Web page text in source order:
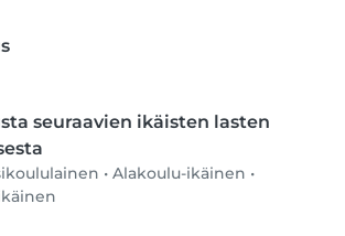
seuraavien ikäisten lasten
• Alakoulu-ikäinen •